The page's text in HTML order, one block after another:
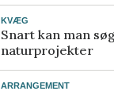
KVÆG
Snart kan man
naturprojekter
ARRANGEMENT